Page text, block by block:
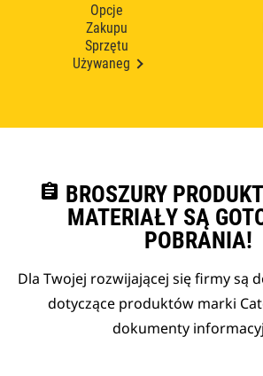
Opcje
Zakupu
Sprzętu
Używaneg
assignment BROSZURY
MATERIAŁY SĄ
POBRANIA!
Dla Twojej rozwijającej się firmy są
dotyczące produktów marki
dokumenty